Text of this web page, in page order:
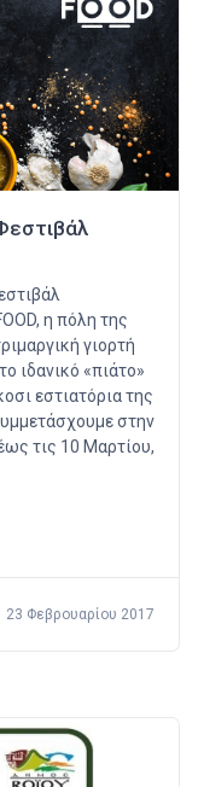
η πόλη της
γιορτή
ιδανικό «πιάτο»
εστιατόρια της
στην
τις 10 Μαρτίου,
23 Φεβρουαρίου 2017